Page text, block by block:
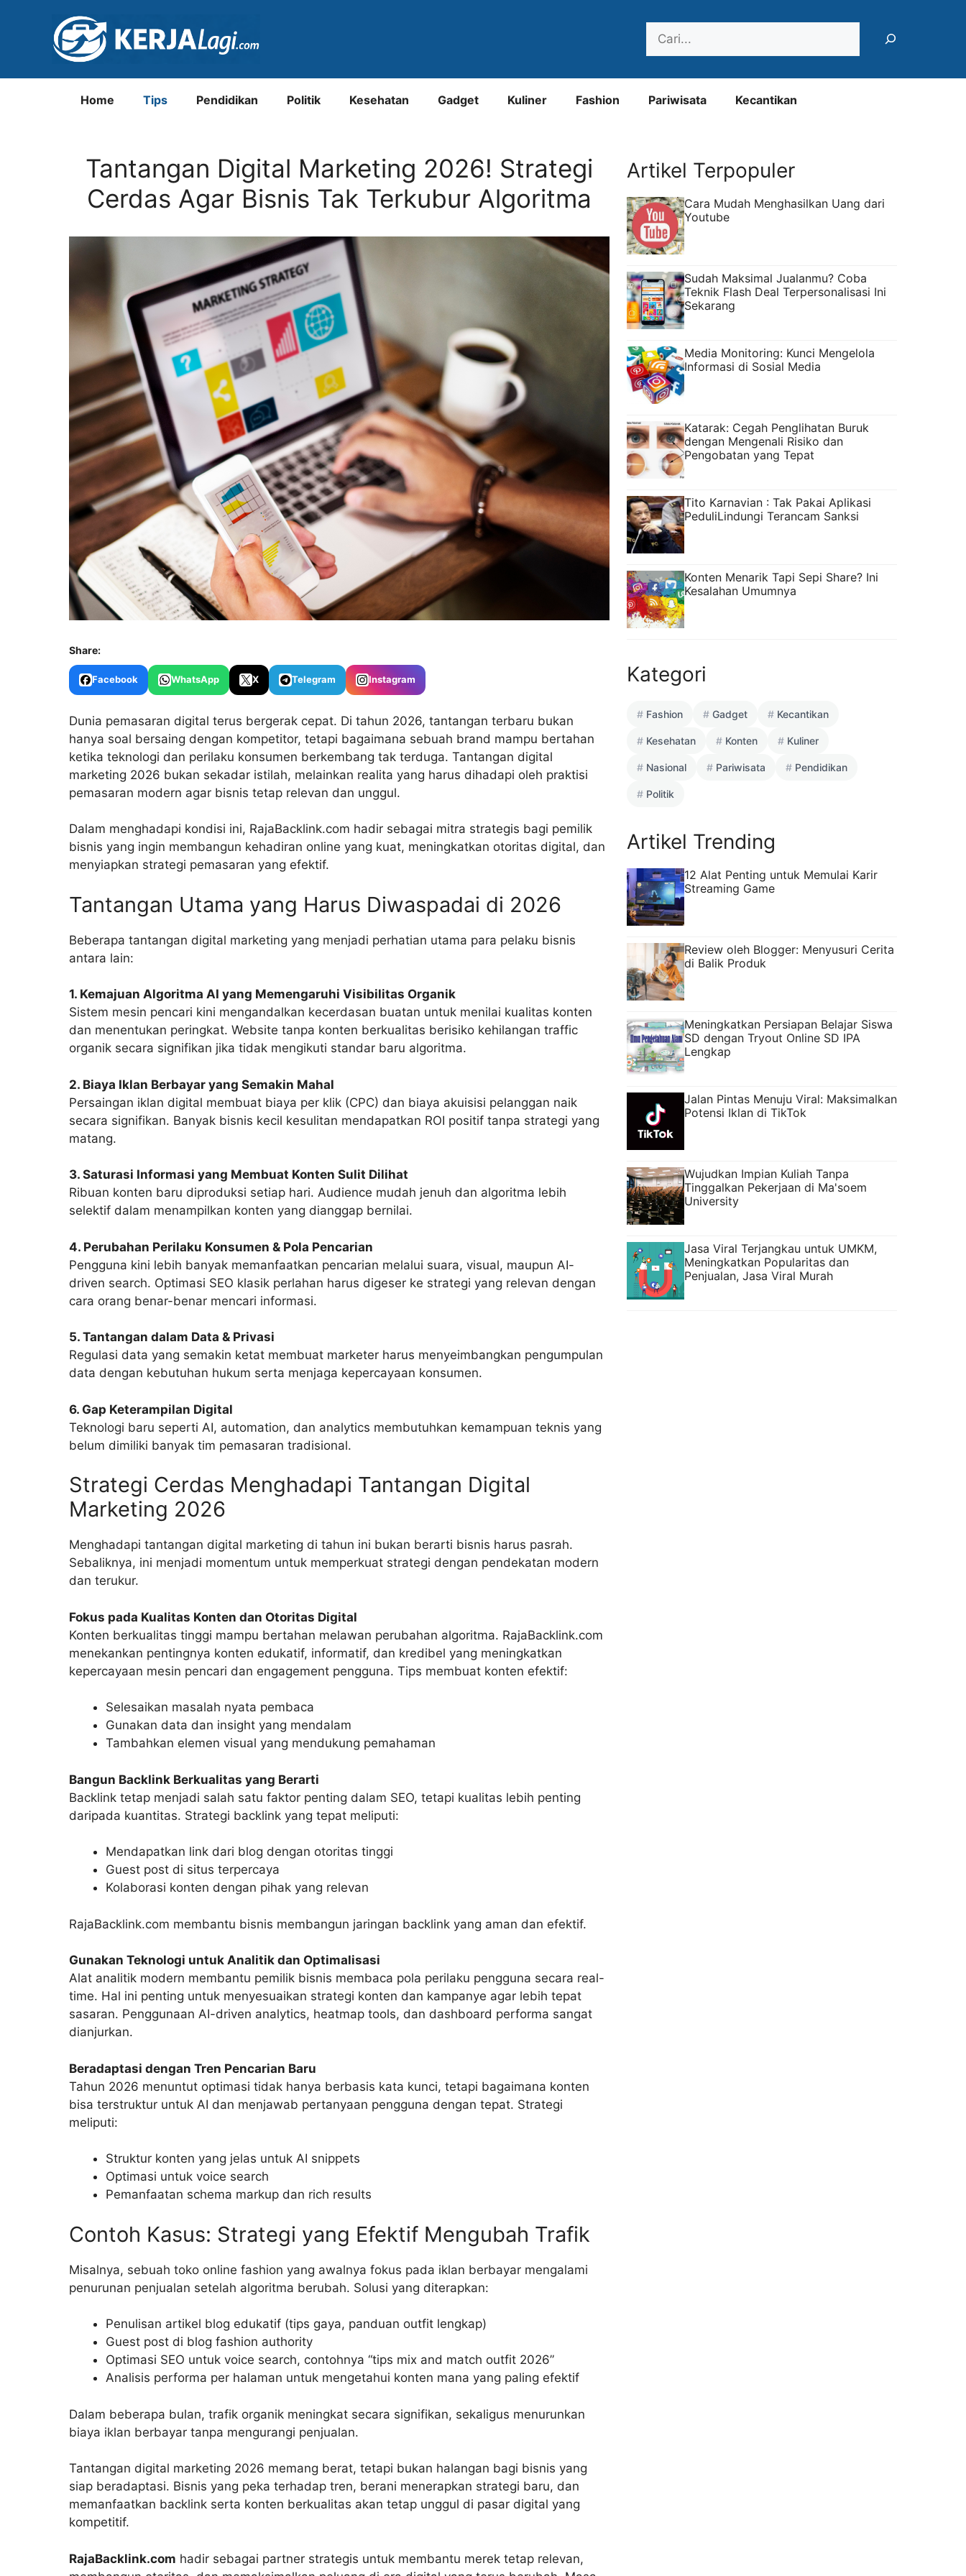
Home Tips Pendidikan Politik Kesehatan Gadget Kuliner Fashion Pariwisata Kecantikan
Tantangan Digital Marketing 2026! Strategi
Cerdas Agar Bisnis Tak Terkubur Algoritma
Share:
Facebook WhatsApp X Telegram Instagram
Dunia pemasaran digital terus bergerak cepat. Di tahun 2026, tantangan terbaru bukan
hanya soal bersaing dengan kompetitor, tetapi bagaimana sebuah brand mampu bertahan
ketika teknologi dan perilaku konsumen berkembang tak terduga. Tantangan digital
marketing 2026 bukan sekadar istilah, melainkan realita yang harus dihadapi oleh praktisi
pemasaran modern agar bisnis tetap relevan dan unggul.
Dalam menghadapi kondisi ini, RajaBacklink.com hadir sebagai mitra strategis bagi pemilik
bisnis yang ingin membangun kehadiran online yang kuat, meningkatkan otoritas digital, dan
menyiapkan strategi pemasaran yang efektif.
Tantangan Utama yang Harus Diwaspadai di 2026
Beberapa tantangan digital marketing yang menjadi perhatian utama para pelaku bisnis
antara lain:
1. Kemajuan Algoritma AI yang Memengaruhi Visibilitas Organik
Sistem mesin pencari kini mengandalkan kecerdasan buatan untuk menilai kualitas konten
dan menentukan peringkat. Website tanpa konten berkualitas berisiko kehilangan traffic
organik secara signifikan jika tidak mengikuti standar baru algoritma.
2. Biaya Iklan Berbayar yang Semakin Mahal
Persaingan iklan digital membuat biaya per klik (CPC) dan biaya akuisisi pelanggan naik
secara signifikan. Banyak bisnis kecil kesulitan mendapatkan ROI positif tanpa strategi yang
matang.
3. Saturasi Informasi yang Membuat Konten Sulit Dilihat
Ribuan konten baru diproduksi setiap hari. Audience mudah jenuh dan algoritma lebih
selektif dalam menampilkan konten yang dianggap bernilai.
4. Perubahan Perilaku Konsumen & Pola Pencarian
Pengguna kini lebih banyak memanfaatkan pencarian melalui suara, visual, maupun AI-
driven search. Optimasi SEO klasik perlahan harus digeser ke strategi yang relevan dengan
cara orang benar-benar mencari informasi.
5. Tantangan dalam Data & Privasi
Regulasi data yang semakin ketat membuat marketer harus menyeimbangkan pengumpulan
data dengan kebutuhan hukum serta menjaga kepercayaan konsumen.
6. Gap Keterampilan Digital
Teknologi baru seperti AI, automation, dan analytics membutuhkan kemampuan teknis yang
belum dimiliki banyak tim pemasaran tradisional.
Strategi Cerdas Menghadapi Tantangan Digital
Marketing 2026
Menghadapi tantangan digital marketing di tahun ini bukan berarti bisnis harus pasrah.
Sebaliknya, ini menjadi momentum untuk memperkuat strategi dengan pendekatan modern
dan terukur.
Fokus pada Kualitas Konten dan Otoritas Digital
Konten berkualitas tinggi mampu bertahan melawan perubahan algoritma. RajaBacklink.com
menekankan pentingnya konten edukatif, informatif, dan kredibel yang meningkatkan
kepercayaan mesin pencari dan engagement pengguna. Tips membuat konten efektif:
Selesaikan masalah nyata pembaca
Gunakan data dan insight yang mendalam
Tambahkan elemen visual yang mendukung pemahaman
Bangun Backlink Berkualitas yang Berarti
Backlink tetap menjadi salah satu faktor penting dalam SEO, tetapi kualitas lebih penting
daripada kuantitas. Strategi backlink yang tepat meliputi:
Mendapatkan link dari blog dengan otoritas tinggi
Guest post di situs terpercaya
Kolaborasi konten dengan pihak yang relevan
RajaBacklink.com membantu bisnis membangun jaringan backlink yang aman dan efektif.
Gunakan Teknologi untuk Analitik dan Optimalisasi
Alat analitik modern membantu pemilik bisnis membaca pola perilaku pengguna secara real-
time. Hal ini penting untuk menyesuaikan strategi konten dan kampanye agar lebih tepat
sasaran. Penggunaan AI-driven analytics, heatmap tools, dan dashboard performa sangat
dianjurkan.
Beradaptasi dengan Tren Pencarian Baru
Tahun 2026 menuntut optimasi tidak hanya berbasis kata kunci, tetapi bagaimana konten
bisa terstruktur untuk AI dan menjawab pertanyaan pengguna dengan tepat. Strategi
meliputi:
Struktur konten yang jelas untuk AI snippets
Optimasi untuk voice search
Pemanfaatan schema markup dan rich results
Contoh Kasus: Strategi yang Efektif Mengubah Trafik
Misalnya, sebuah toko online fashion yang awalnya fokus pada iklan berbayar mengalami
penurunan penjualan setelah algoritma berubah. Solusi yang diterapkan:
Penulisan artikel blog edukatif (tips gaya, panduan outfit lengkap)
Guest post di blog fashion authority
Optimasi SEO untuk voice search, contohnya “tips mix and match outfit 2026”
Analisis performa per halaman untuk mengetahui konten mana yang paling efektif
Dalam beberapa bulan, trafik organik meningkat secara signifikan, sekaligus menurunkan
biaya iklan berbayar tanpa mengurangi penjualan.
Tantangan digital marketing 2026 memang berat, tetapi bukan halangan bagi bisnis yang
siap beradaptasi. Bisnis yang peka terhadap tren, berani menerapkan strategi baru, dan
memanfaatkan backlink serta konten berkualitas akan tetap unggul di pasar digital yang
kompetitif.
RajaBacklink.com hadir sebagai partner strategis untuk membantu merek tetap relevan,
Artikel Terpopuler
Cara Mudah Menghasilkan Uang dari
Youtube
Sudah Maksimal Jualanmu? Coba
Teknik Flash Deal Terpersonalisasi Ini
Sekarang
Media Monitoring: Kunci Mengelola
Informasi di Sosial Media
Katarak: Cegah Penglihatan Buruk
dengan Mengenali Risiko dan
Pengobatan yang Tepat
Tito Karnavian : Tak Pakai Aplikasi
PeduliLindungi Terancam Sanksi
Konten Menarik Tapi Sepi Share? Ini
Kesalahan Umumnya
Kategori
Fashion Gadget Kecantikan
Kesehatan Konten Kuliner
Nasional Pariwisata Pendidikan
Politik
Artikel Trending
12 Alat Penting untuk Memulai Karir
Streaming Game
Review oleh Blogger: Menyusuri Cerita
di Balik Produk
Meningkatkan Persiapan Belajar Siswa
SD dengan Tryout Online SD IPA
Lengkap
Jalan Pintas Menuju Viral: Maksimalkan
Potensi Iklan di TikTok
Wujudkan Impian Kuliah Tanpa
Tinggalkan Pekerjaan di Ma'soem
University
Jasa Viral Terjangkau untuk UMKM,
Meningkatkan Popularitas dan
Penjualan, Jasa Viral Murah